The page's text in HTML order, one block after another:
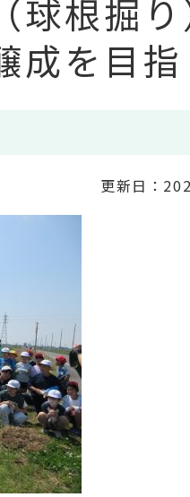
球根掘
を目指
更新日：